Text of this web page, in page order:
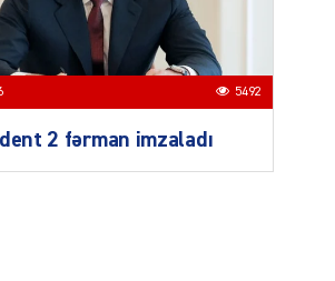
Müharibə Rusiyanın belini
bükür
04.08.2026 4013
5492
2 fərman imzaladı